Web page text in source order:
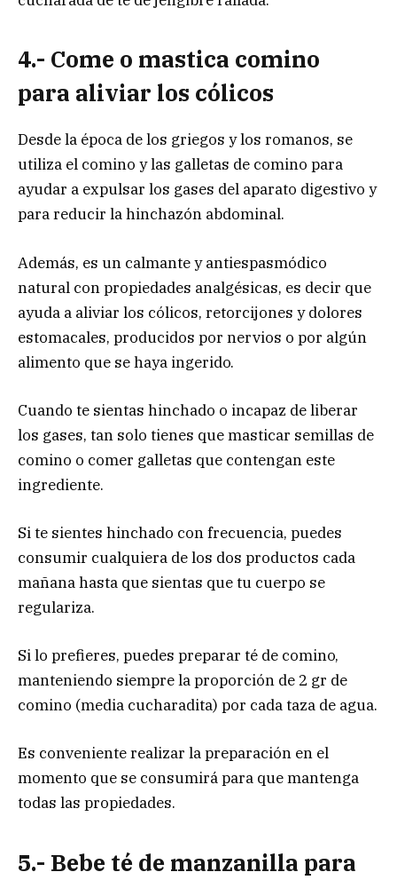
4.- Come o mastica comino
para aliviar los cólicos
Desde la época de los griegos y los romanos, se
utiliza el comino y las galletas de comino para
ayudar a expulsar los gases del aparato digestivo y
para reducir la hinchazón abdominal.
Además, es un calmante y antiespasmódico
natural con propiedades analgésicas, es decir que
ayuda a aliviar los cólicos, retorcijones y dolores
estomacales, producidos por nervios o por algún
alimento que se haya ingerido.
Cuando te sientas hinchado o incapaz de liberar
los gases, tan solo tienes que masticar semillas de
comino o comer galletas que contengan este
ingrediente.
Si te sientes hinchado con frecuencia, puedes
consumir cualquiera de los dos productos cada
mañana hasta que sientas que tu cuerpo se
regulariza.
Si lo prefieres, puedes preparar té de comino,
manteniendo siempre la proporción de 2 gr de
comino (media cucharadita) por cada taza de agua.
Es conveniente realizar la preparación en el
momento que se consumirá para que mantenga
todas las propiedades.
5.- Bebe té de manzanilla para